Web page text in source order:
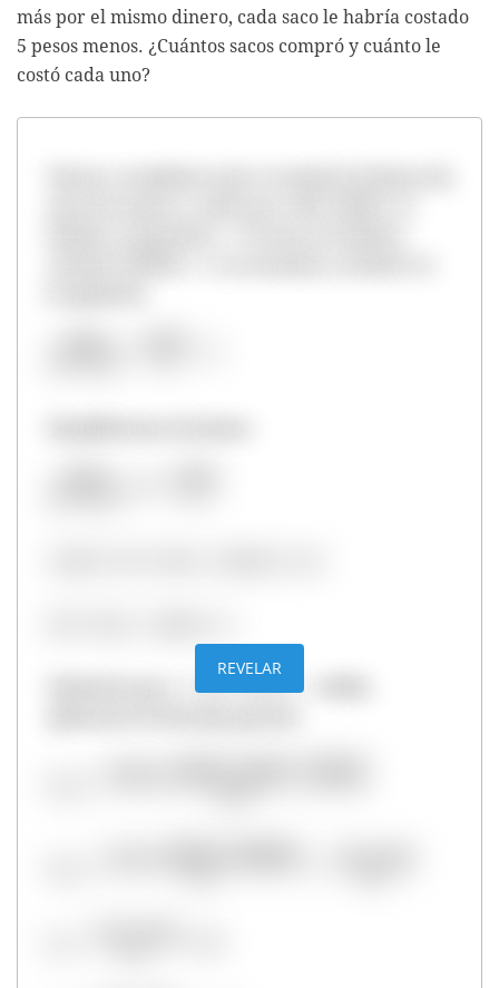
más por el mismo dinero, cada saco le habría costado
5 pesos menos. ¿Cuántos sacos compró y cuánto le
costó cada uno?
Sabiendo que a = 5, b =5 0 y c = -10000,
REVELAR